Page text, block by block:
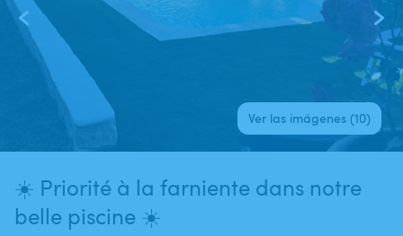
Ver las imágenes (10)
☀️ Priorité à la farniente dans notre
belle piscine ☀️